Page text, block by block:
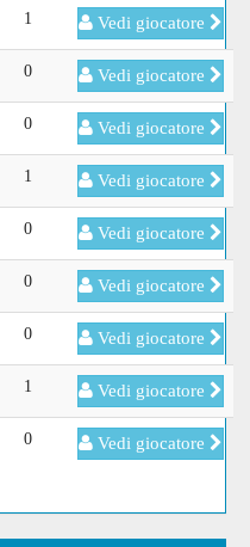
1 Vedi giocatore
0 Vedi giocatore
0 Vedi giocatore
1 Vedi giocatore
0 Vedi giocatore
0 Vedi giocatore
0 Vedi giocatore
1 Vedi giocatore
0 Vedi giocatore